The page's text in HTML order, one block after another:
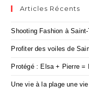
Articles Récents
Shooting Fashion à
Profiter des voiles de
Protégé : Elsa + Pierre =
Une vie à la plage une